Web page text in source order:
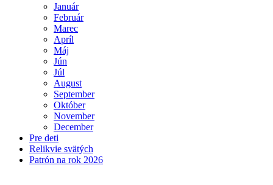
Január
Február
Marec
Apríl
Máj
Jún
Júl
August
September
Október
November
December
Pre deti
Relikvie svätých
Patrón na rok 2026